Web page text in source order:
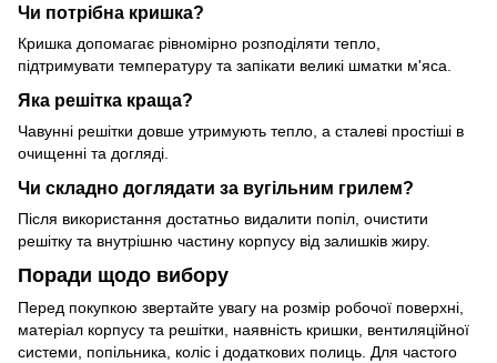
Чи потрібна кришка?
Кришка допомагає рівномірно розподіляти тепло,
підтримувати температуру та запікати великі шматки м'яса.
Яка решітка краща?
Чавунні решітки довше утримують тепло, а сталеві простіші в
очищенні та догляді.
Чи складно доглядати за вугільним грилем?
Після використання достатньо видалити попіл, очистити
решітку та внутрішню частину корпусу від залишків жиру.
Поради щодо вибору
Перед покупкою звертайте увагу на розмір робочої поверхні,
матеріал корпусу та решітки, наявність кришки, вентиляційної
системи, попільника, коліс і додаткових полиць. Для частого